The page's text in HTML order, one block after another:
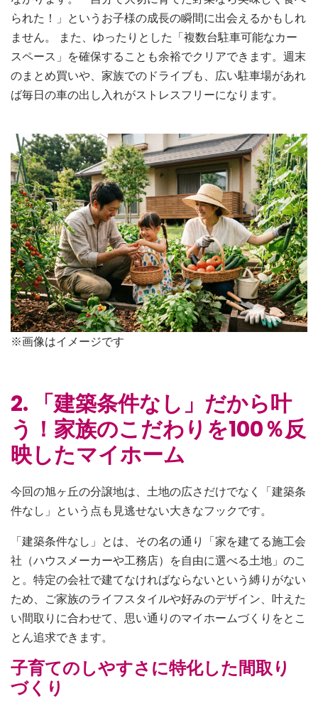
られた！」というお子様の成長の瞬間に出会えるかもしれ
ません。 また、ゆったりとした「複数台駐車可能なカー
スペース」を確保することも余裕でクリアできます。週末
のまとめ買いや、家族でのドライブも、広い駐車場があれ
ば毎日の車の出し入れがストレスフリーになります。
※画像はイメージです
2. 「建築条件なし」だから叶
う！家族のこだわりを100％反
映したマイホーム
今回の旭ヶ丘の分譲地は、土地の広さだけでなく「建築条
件なし」という点も見逃せない大きなフックです。
「建築条件なし」とは、その名の通り「家を建てる施工会
社（ハウスメーカーや工務店）を自由に選べる土地」のこ
と。特定の会社で建てなければならないという縛りがない
ため、ご家族のライフスタイルや好みのデザイン、叶えた
い間取りに合わせて、思い通りのマイホームづくりをとこ
とん追求できます。
子育てのしやすさに特化した間取り
づくり